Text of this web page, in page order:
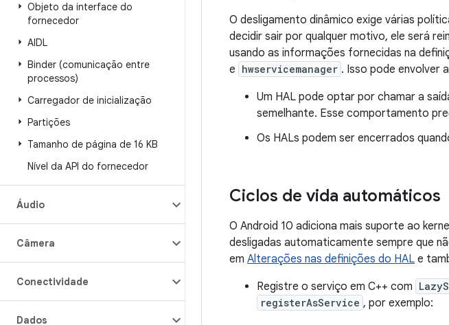
Objeto da interface do
fornecedor
AIDL
Binder (comunicação entre
processos)
Carregador de inicialização
Partições
Tamanho de página de 16 KB
Nível da API do fornecedor
Áudio
Câmera
Conectividade
Dados
O desligamento dinâmico exige várias
decidir sair por qualquer motivo, ele será
usando as informações fornecidas na
e hwservicemanager . Isso pode envolver
Um HAL pode optar por chamar a
semelhante. Esse comportamento
Os HALs podem ser encerrados
Ciclos de vida automáticos
O Android 10 adiciona mais suporte ao
desligadas automaticamente sempre que
em Alterações nas definições do HAL e
Registre o serviço em C++ com
registerAsService , por exemplo: